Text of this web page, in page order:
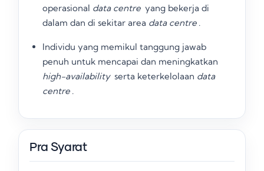
operasional data centre yang bekerja di
dalam dan di sekitar area data centre .
Individu yang memikul tanggung jawab
penuh untuk mencapai dan meningkatkan
high-availability serta keterkelolaan data
centre .
Pra Syarat